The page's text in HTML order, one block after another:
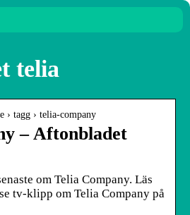
telia
› tagg › telia-company
– Aftonbladet
om Telia Company. Läs
tv-klipp om Telia Company på